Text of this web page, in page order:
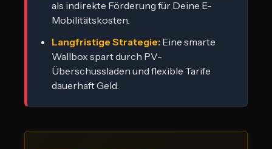
als indirekte Förderung für Deine E-
Mobilitätskosten.
Langfristige Strategie: Eine smarte
Wallbox spart durch PV-
Überschussladen und flexible Tarife
dauerhaft Geld.